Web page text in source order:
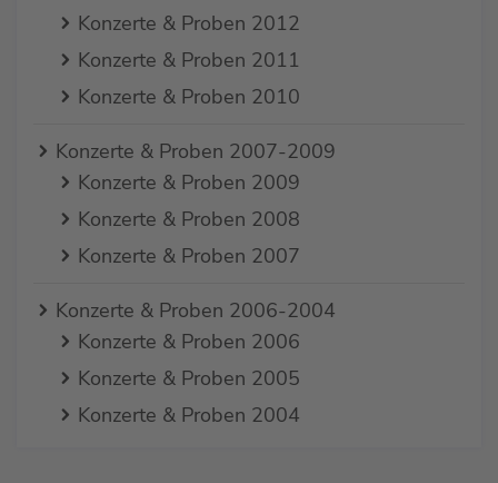
Konzerte & Proben 2012
Konzerte & Proben 2011
Konzerte & Proben 2010
Konzerte & Proben 2007-2009
Konzerte & Proben 2009
Konzerte & Proben 2008
Konzerte & Proben 2007
Konzerte & Proben 2006-2004
Konzerte & Proben 2006
Konzerte & Proben 2005
Konzerte & Proben 2004